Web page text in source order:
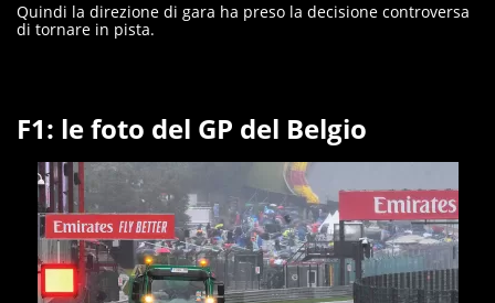
Quindi la direzione di gara ha preso la decisione controversa
di tornare in pista.
F1: le foto del GP del Belgio